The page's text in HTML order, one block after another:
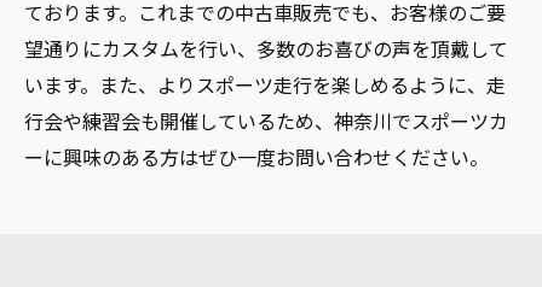
ております。これまでの中古車販売でも、お客様のご要
望通りにカスタムを行い、多数のお喜びの声を頂戴して
います。また、よりスポーツ走行を楽しめるように、走
行会や練習会も開催しているため、神奈川でスポーツカ
ーに興味のある方はぜひ一度お問い合わせください。